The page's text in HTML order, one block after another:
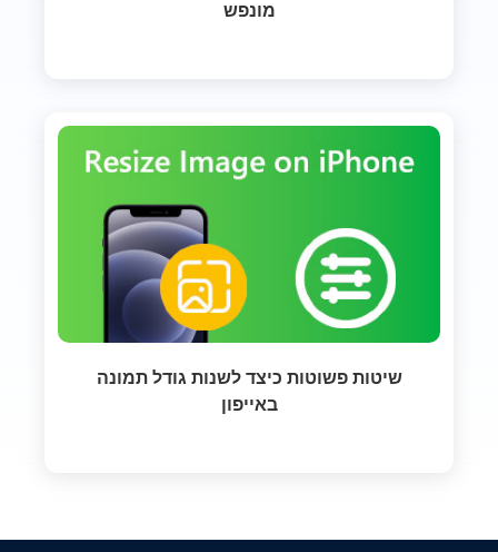
מונפש
שיטות פשוטות כיצד לשנות גודל תמונה
באייפון